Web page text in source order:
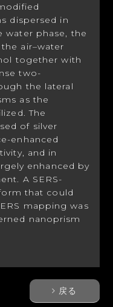
dispersed in
water phase, the
air–water
together with
two-
the lateral
as the
The
of silver
enhanced
and in
enhanced by
A SERS-
that could
mapping was
nanoprism
戻る